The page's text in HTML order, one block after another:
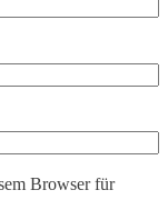
Browser für